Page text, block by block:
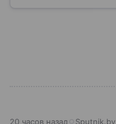
20 часов назад Sputnik.by